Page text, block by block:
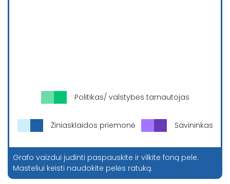
Politikas/ valstybės tarnautojas
Žiniasklaidos priemonė Savininkas
Grafo vaizdui judinti paspauskite ir vilkite foną pele.
Masteliui keisti naudokite pelės ratuką.